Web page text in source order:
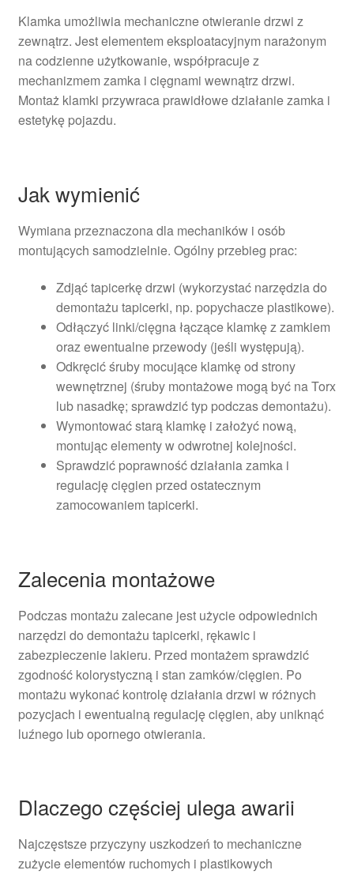
Klamka umożliwia mechaniczne otwieranie drzwi z
zewnątrz. Jest elementem eksploatacyjnym narażonym
na codzienne użytkowanie, współpracuje z
mechanizmem zamka i cięgnami wewnątrz drzwi.
Montaż klamki przywraca prawidłowe działanie zamka i
estetykę pojazdu.
Jak wymienić
Wymiana przeznaczona dla mechaników i osób
montujących samodzielnie. Ogólny przebieg prac:
Zdjąć tapicerkę drzwi (wykorzystać narzędzia do
demontażu tapicerki, np. popychacze plastikowe).
Odłączyć linki/cięgna łączące klamkę z zamkiem
oraz ewentualne przewody (jeśli występują).
Odkręcić śruby mocujące klamkę od strony
wewnętrznej (śruby montażowe mogą być na Torx
lub nasadkę; sprawdzić typ podczas demontażu).
Wymontować starą klamkę i założyć nową,
montując elementy w odwrotnej kolejności.
Sprawdzić poprawność działania zamka i
regulację cięgien przed ostatecznym
zamocowaniem tapicerki.
Zalecenia montażowe
Podczas montażu zalecane jest użycie odpowiednich
narzędzi do demontażu tapicerki, rękawic i
zabezpieczenie lakieru. Przed montażem sprawdzić
zgodność kolorystyczną i stan zamków/cięgien. Po
montażu wykonać kontrolę działania drzwi w różnych
pozycjach i ewentualną regulację cięgien, aby uniknąć
luźnego lub opornego otwierania.
Dlaczego częściej ulega awarii
Najczęstsze przyczyny uszkodzeń to mechaniczne
zużycie elementów ruchomych i plastikowych